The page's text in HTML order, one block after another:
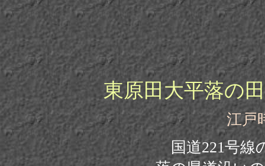
東原田大平落の
江戸
国道221号線